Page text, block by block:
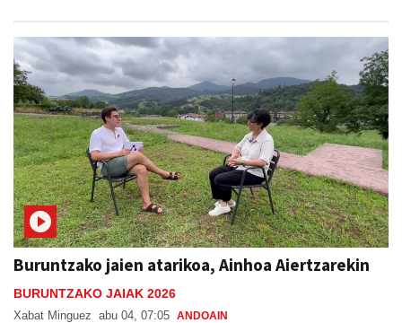
Buruntzako jaien atarikoa, Ainhoa Aiertzarekin
BURUNTZAKO JAIAK 2026
Xabat Minguez abu 04, 07:05 ANDOAIN